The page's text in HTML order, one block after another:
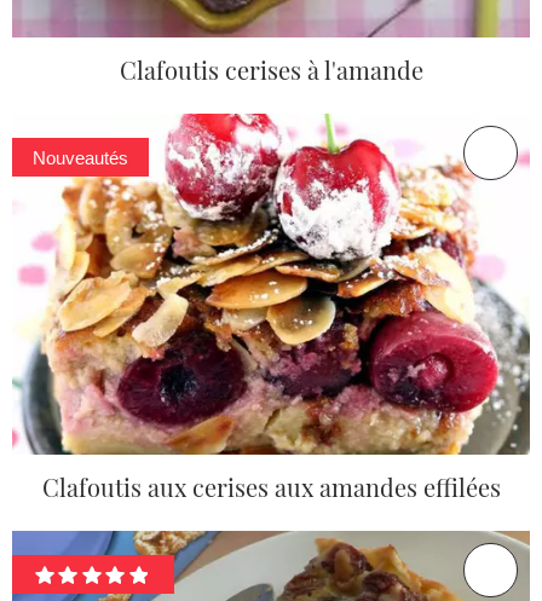
Clafoutis cerises à l'amande
Nouveautés
Clafoutis aux cerises aux amandes effilées